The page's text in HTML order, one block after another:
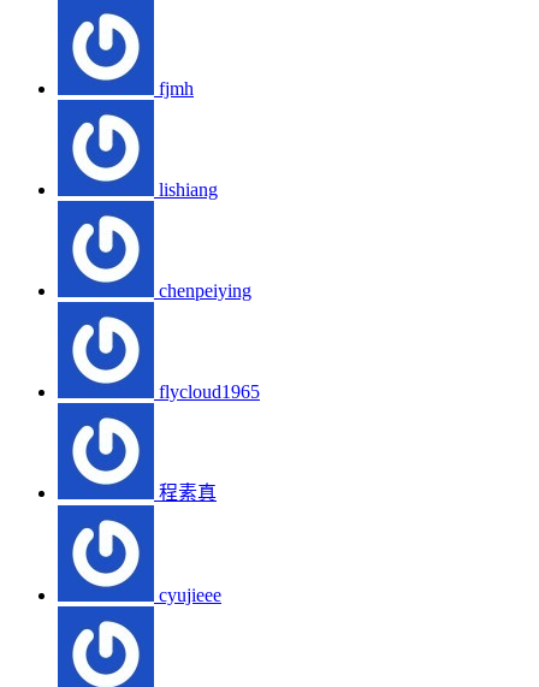
fjmh
lishiang
chenpeiying
flycloud1965
程素真
cyujieee